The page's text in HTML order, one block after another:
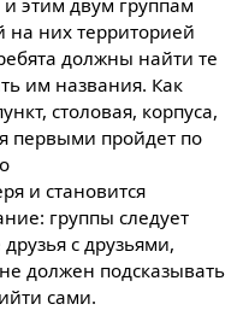
на них территорией
должны найти те
им названия. Как
столовая, корпуса,
первыми пройдет по
и становится
группы следует
с друзьями,
должен подсказывать
сами.